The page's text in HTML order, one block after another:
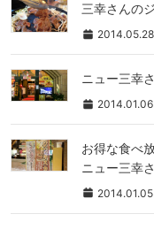
三幸さんの
2014.05.28
ニュー三幸
2014.01.06
お得な食べ
ニュー三幸
2014.01.05